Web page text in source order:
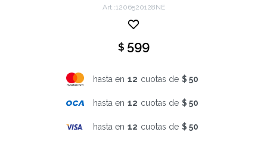
1206520128NE
$ 599
hasta en 12 cuotas de $ 50
hasta en 12 cuotas de $ 50
hasta en 12 cuotas de $ 50